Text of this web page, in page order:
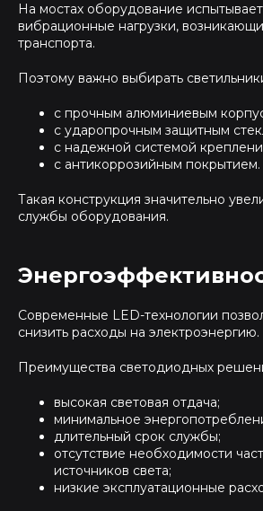
На мостах оборудование
вибрационные нагрузки,
транспорта.
Поэтому важно выбирать
с прочным алюминиевым
с ударопрочным защитным
с надежной системой
с антикоррозийным покрытием.
Такая конструкция значительно
службы оборудования.
Современные LED-технологии
снизить расходы на электроэнергию.
Преимущества светодиодных
высокая световая отдача;
минимальное
длительный срок службы;
отсутствие необходимости
источников света;
низкие эксплуатационные